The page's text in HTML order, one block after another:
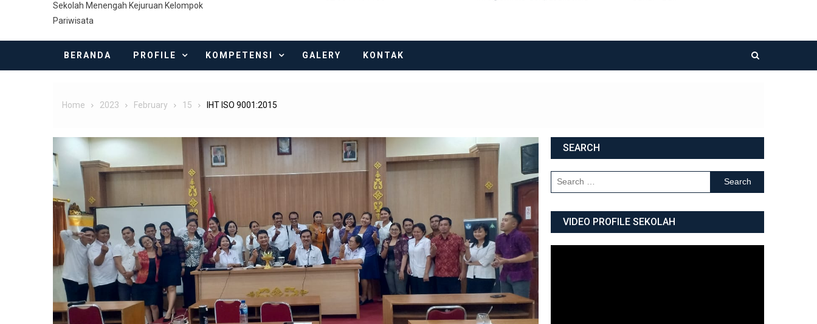
Sekolah Menengah Kejuruan Kelompok
Pariwisata
BERANDA PROFILE KOMPETENSI GALERY KONTAK
Home 2023 February 15 IHT ISO 9001:2015
SEARCH
Search for:
VIDEO PROFILE SEKOLAH